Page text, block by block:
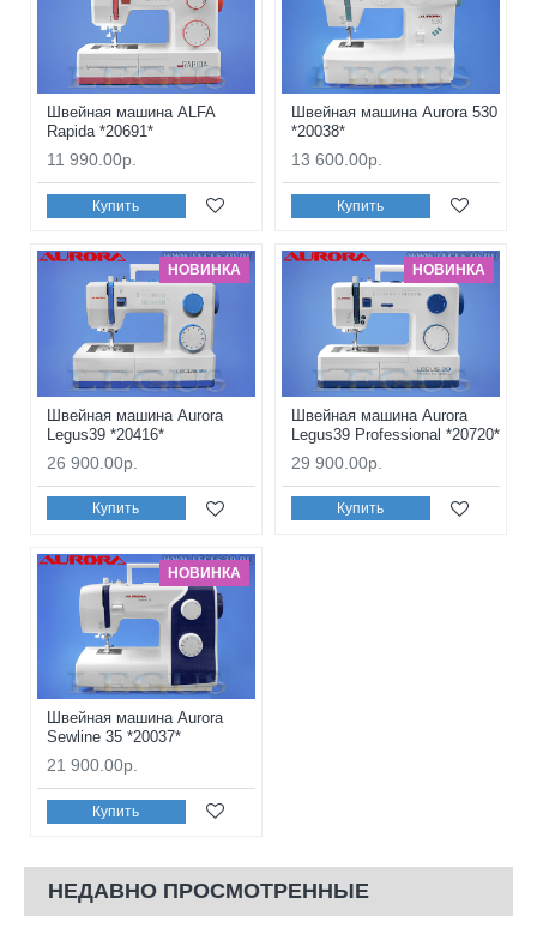
Швейная машина ALFA
Rapida *20691*
11 990.00р.
Купить
Швейная машина Aurora 530
*20038*
13 600.00р.
Купить
НОВИНКА
Швейная машина Aurora
Legus39 *20416*
26 900.00р.
Купить
НОВИНКА
Швейная машина Aurora
Legus39 Professional *20720*
29 900.00р.
Купить
НОВИНКА
Швейная машина Aurora
Sewline 35 *20037*
21 900.00р.
Купить
НЕДАВНО ПРОСМОТРЕННЫЕ